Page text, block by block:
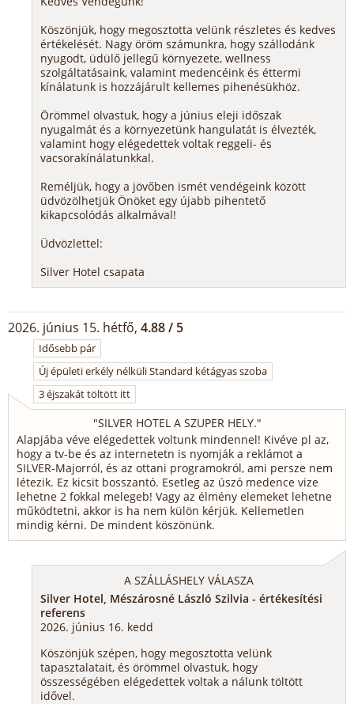
Köszönjük, hogy megosztotta velünk részletes és kedves
értékelését. Nagy öröm számunkra, hogy szállodánk
nyugodt, üdülő jellegű környezete, wellness
szolgáltatásaink, valamint medencéink és éttermi
kínálatunk is hozzájárult kellemes pihenésükhöz.
Örömmel olvastuk, hogy a június eleji időszak
nyugalmát és a környezetünk hangulatát is élvezték,
valamint hogy elégedettek voltak reggeli- és
vacsorakínálatunkkal.
Reméljük, hogy a jövőben ismét vendégeink között
üdvözölhetjük Önöket egy újabb pihentető
kikapcsolódás alkalmával!
Üdvözlettel:
Silver Hotel csapata
2026. június 15. hétfő, 4.88 / 5
Idősebb pár
Új épületi erkély nélküli Standard kétágyas szoba
3 éjszakát töltött itt
"SILVER HOTEL A SZUPER HELY."
Alapjába véve elégedettek voltunk mindennel! Kivéve pl az,
hogy a tv-be és az internetetn is nyomják a reklámot a
SILVER-Majorról, és az ottani programokról, ami persze nem
létezik. Ez kicsit bosszantó. Esetleg az úszó medence vize
lehetne 2 fokkal melegeb! Vagy az élmény elemeket lehetne
működtetni, akkor is ha nem külön kérjük. Kellemetlen
mindig kérni. De mindent köszönünk.
A SZÁLLÁSHELY VÁLASZA
Silver Hotel, Mészárosné László Szilvia - értékesítési
referens
2026. június 16. kedd
Köszönjük szépen, hogy megosztotta velünk
tapasztalatait, és örömmel olvastuk, hogy
összességében elégedettek voltak a nálunk töltött
idővel.